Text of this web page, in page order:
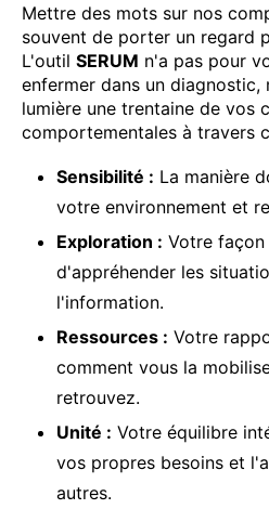
Mettre des mots sur nos
souvent de porter un regard
L'outil SERUM n'a pas pour
enfermer dans un diagnostic,
lumière une trentaine de vos
comportementales à travers
Sensibilité : La manière
votre environnement et
Exploration : Votre façon
d'appréhender les
l'information.
Ressources : Votre
comment vous la
retrouvez.
Unité : Votre équilibre
vos propres besoins et
autres.